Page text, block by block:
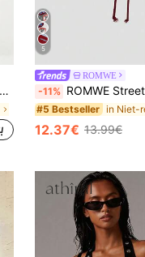
5
ROMWE
-11% ROMWE Street Life Dames cropped sexy top met vintage
#5 Bestseller
12.37€ 13.99€